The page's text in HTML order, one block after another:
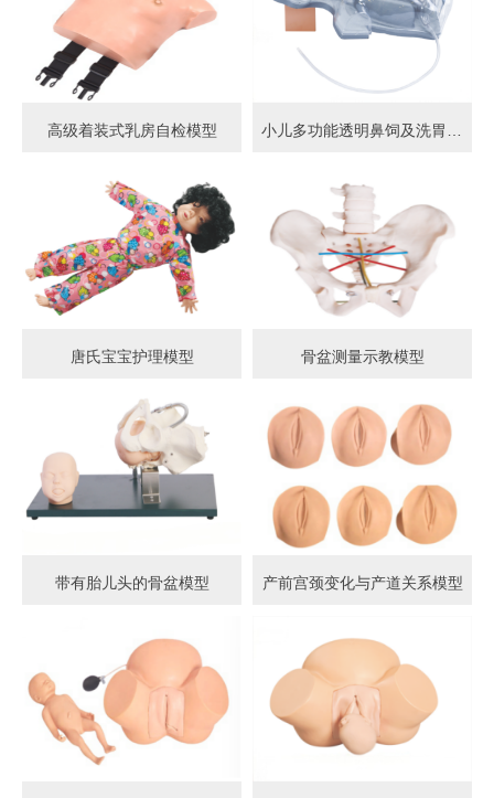
高级着装式乳房自检模型
唐氏宝宝护理模型 骨盆测量示教模型
带有胎儿头的骨盆模型 产前宫颈变化与产道关系模型